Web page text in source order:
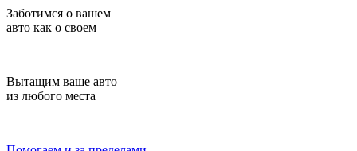
Заботимся о вашем
авто как о своем
Вытащим ваше авто
из любого места